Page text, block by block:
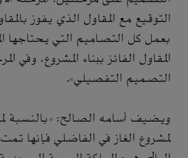
التوقيع مع المقاول الذي يفوز
بعمل كل التصاميم التي يحتاجها
المقاول الفائز ببناء المشروع، وفي
التصميم التفصيلي».
ويضيف أسامه الصالح: «بالنسبة
لمشروع الغاز في الفاضلي فإنها